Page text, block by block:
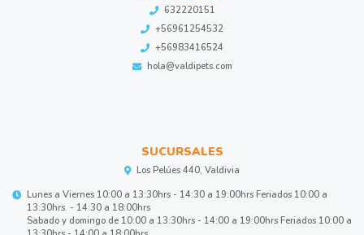
632220151
+56961254532
+56983416524
hola@valdipets.com
SUCURSALES
Los Pelúes 440, Valdivia
Lunes a Viernes 10:00 a 13:30hrs - 14:30 a 19:00hrs Feriados 10:00 a
13:30hrs. - 14:30 a 18:00hrs
Sabado y domingo de 10:00 a 13:30hrs - 14:00 a 19:00hrs Feriados 10:00 a